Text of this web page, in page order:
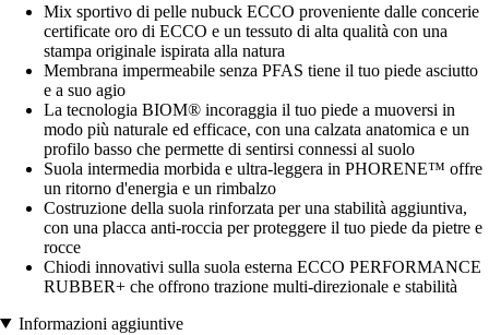
Mix sportivo di pelle nubuck ECCO proveniente dalle concerie
certificate oro di ECCO e un tessuto di alta qualità con una
stampa originale ispirata alla natura
Membrana impermeabile senza PFAS tiene il tuo piede asciutto
e a suo agio
La tecnologia BIOM® incoraggia il tuo piede a muoversi in
modo più naturale ed efficace, con una calzata anatomica e un
profilo basso che permette di sentirsi connessi al suolo
Suola intermedia morbida e ultra-leggera in PHORENE™ offre
un ritorno d'energia e un rimbalzo
Costruzione della suola rinforzata per una stabilità aggiuntiva,
con una placca anti-roccia per proteggere il tuo piede da pietre e
rocce
Chiodi innovativi sulla suola esterna ECCO PERFORMANCE
RUBBER+ che offrono trazione multi-direzionale e stabilità
Informazioni aggiuntive